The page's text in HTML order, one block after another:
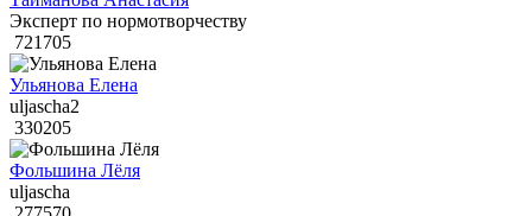
Эксперт по нормотворчеству
721705
Ульянова Елена
uljascha2
330205
Фольшина Лёля
uljascha